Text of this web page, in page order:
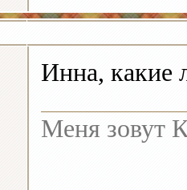
Инна, какие
Меня зовут